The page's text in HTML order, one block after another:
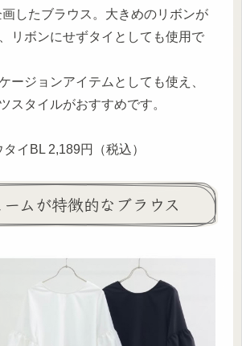
したブラウス。大きめのリボンが
リボンにせずタイとしても使用で
ージョンアイテムとしても使え、
スタイルがおすすめです。
イBL 2,189円（税込）
ムが特徴的なブラウス